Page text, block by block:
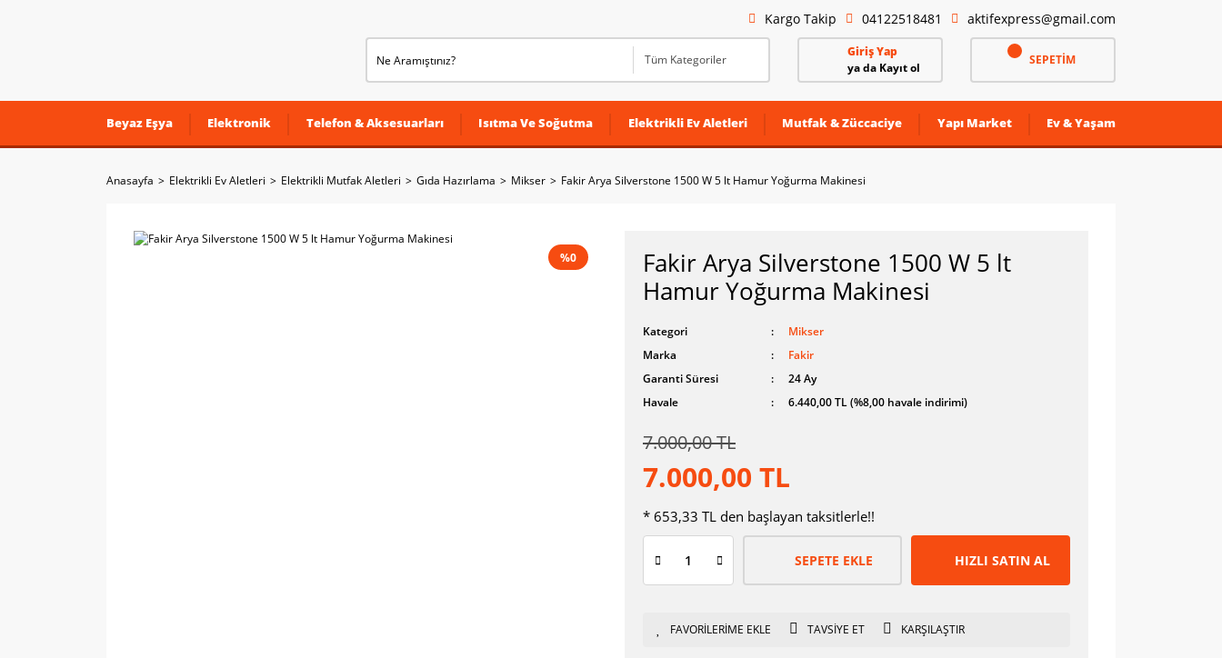
Kargo Takip 04122518481 aktifexpress@gmail.com
Giriş Yap
ya da Kayıt ol
SEPETİM
Beyaz Eşya Elektronik Telefon & Aksesuarları Isıtma Ve Soğutma Elektrikli Ev Aletleri Mutfak & Züccaciye Yapı Market Ev & Yaşam
Anasayfa Elektrikli Ev Aletleri Elektrikli Mutfak Aletleri Gıda Hazırlama Mikser Fakir Arya Silverstone 1500 W 5 lt Hamur Yoğurma Makinesi
%0
Fakir Arya Silverstone 1500 W 5 lt
Hamur Yoğurma Makinesi
Kategori
Mikser
Marka
Fakir
Garanti Süresi
24 Ay
Havale
6.440,00 TL (%8,00 havale indirimi)
7.000,00 TL
7.000,00 TL
* 653,33 TL den başlayan taksitlerle!!
SEPETE EKLE HIZLI SATIN AL
TAVSİYE ET KARŞILAŞTIR